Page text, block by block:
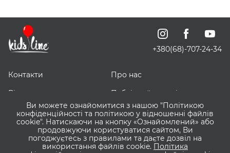
+380(68)-707-24-34
Контакти
Про нас
Відгуки про нас
Публічний договір
ЗНИЖЕЧКИ
Доставка, оплата і
повернення
Оптовим покупцям
Сервіс ВІШЛІСТ ВАУ
Ви можете ознайомитися з нашою "Політикою
конфіденційності та політикою у відношенні файлів
cookie". Натискаючи на кнопку «Ознайомлений» або
продовжуючи користуватися сайтом, Ви
погоджуєтесь з правилами та даєте дозвіл на
використання файлів cookie. Політика